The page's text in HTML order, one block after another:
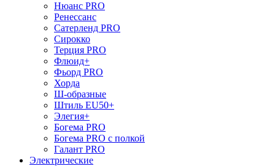
Нюанс PRO
Ренессанс
Сатерленд PRO
Сирокко
Терция PRO
Флюид+
Фьорд PRO
Хорда
Ш-образные
Штиль EU50+
Элегия+
Богема PRO
Богема PRO с полкой
Галант PRO
Электрические